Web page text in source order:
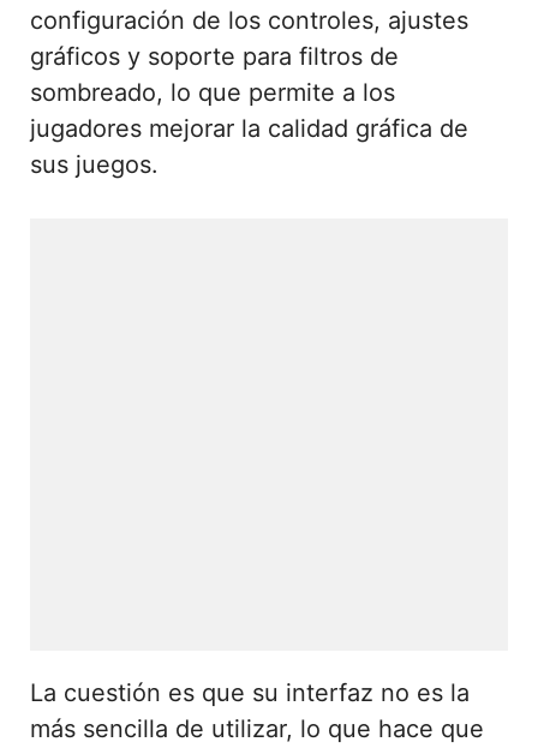
configuración de los controles, ajustes
gráficos y soporte para filtros de
sombreado, lo que permite a los
jugadores mejorar la calidad gráfica de
sus juegos.
La cuestión es que su interfaz no es la
más sencilla de utilizar, lo que hace que